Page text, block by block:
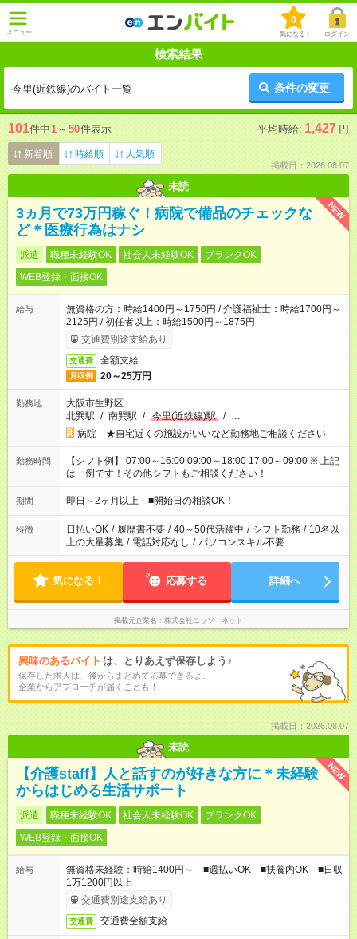
メニュー
0
気になる！ ログイン
検索結果
今里(近鉄線)のバイト一覧 条件の変更
101件中1 ～ 50件表示 平均時給: 1,427 円
新着順 時給順 人気順
掲載日：2026.08.07
未読
NEW
3ヵ月で73万円稼ぐ！病院で備品のチェックな
ど＊医療行為はナシ
派遣 職種未経験OK 社会人未経験OK
ブランクOK
WEB登録・面接OK
給与
無資格の方：時給1400円～1750円 / 介護福祉士：時給1700円～
2125円 / 初任者以上：時給1500円～1875円
交通費別途支給あり
交通費 全額支給
月収例 20～25万円
勤務地
大阪市生野区
北巽駅 / 南巽駅 / 今里(近鉄線)駅 / …
病院 ★自宅近くの施設がいいなど勤務地ご相談ください
勤務時間
【シフト例】 07:00～16:00 09:00～18:00 17:00～09:00 ※ 上記
は一例です！その他シフトもご相談ください！
期間 即日～2ヶ月以上 ■開始日の相談OK！
特徴 日払いOK / 履歴書不要 / 40～50代活躍中 / シフト勤務 / 10名以
上の大量募集 / 電話対応なし / パソコンスキル不要
気になる！ 応募する 詳細へ
掲載元企業名 株式会社ニッソーネット
興味のあるバイト は、とりあえず保存しよう♪
保存した求人は、後からまとめて応募できるよ。
企業からアプローチが届くことも！
掲載日：2026.08.07
未読
NEW
【介護staff】人と話すのが好きな方に＊未経験
からはじめる生活サポート
派遣 職種未経験OK 社会人未経験OK
ブランクOK
WEB登録・面接OK
給与
無資格未経験：時給1400円～ ■週払いOK ■扶養内OK ■日収
1万1200円以上
交通費別途支給あり
交通費 交通費全額支給